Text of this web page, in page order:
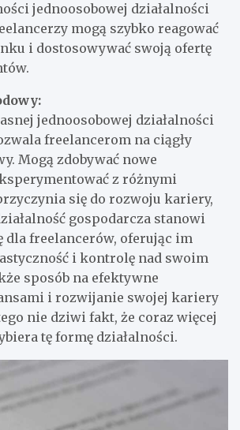
jednoosobowej działalności
mogą szybko reagować
i dostosowywać swoją ofertę
jednoosobowej działalności
freelancerom na ciągły
Mogą zdobywać nowe
z różnymi
się do rozwoju kariery,
gospodarcza stanowi
dla freelancerów, oferując im
i kontrolę nad swoim
sposób na efektywne
i rozwijanie swojej kariery
nie dziwi fakt, że coraz więcej
tę formę działalności.